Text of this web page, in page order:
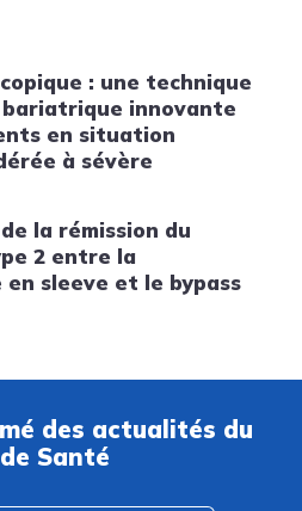
: une technique
bariatrique innovante
en situation
à sévère
la rémission du
2 entre la
sleeve et le bypass
des actualités du
Santé